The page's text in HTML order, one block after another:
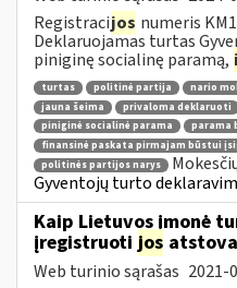
Registracijos numeris
Deklaruojamas turtas
piniginę socialinę paramą,
turtas politinė partija nario
jauna šeima
privaloma deklaruoti
piniginė socialinė parama
parama
finansinė paskata pirmajam būstui
politinės partijos narys
Gyventojų turto
Kaip Lietuvos įmonė
įregistruoti jos
Web turinio sąrašas 2021-